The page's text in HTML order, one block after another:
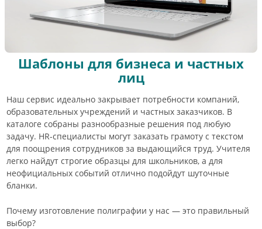
Шаблоны для бизнеса и частных
лиц
Наш сервис идеально закрывает потребности компаний,
образовательных учреждений и частных заказчиков. В
каталоге собраны разнообразные решения под любую
задачу. HR-специалисты могут заказать грамоту с текстом
для поощрения сотрудников за выдающийся труд. Учителя
легко найдут строгие образцы для школьников, а для
неофициальных событий отлично подойдут шуточные
бланки.
Почему изготовление полиграфии у нас — это правильный
выбор?